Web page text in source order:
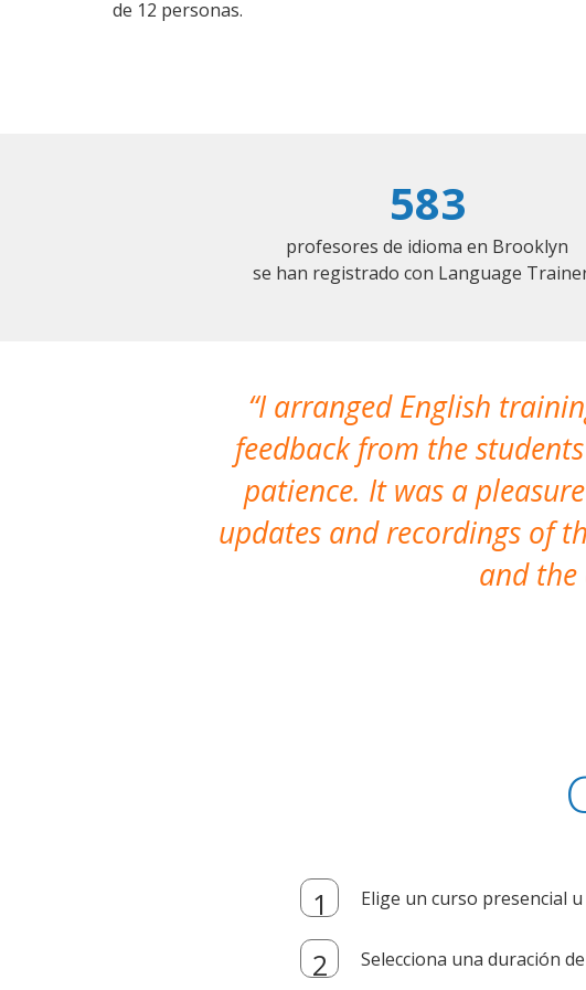
de 12 personas.
583
profesores de idioma en Brooklyn
se han registrado con Language
I arranged English
feedback from the
patience. It was a
updates and recordings of
and the
Elige un curso presencial
Selecciona una duración